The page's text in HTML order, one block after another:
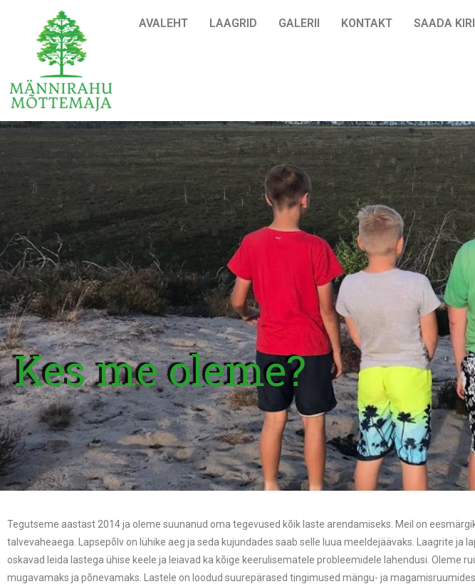
AVALEHT LAAGRID GALERII KONTAKT SAADA KIRI
Kes me oleme?
Tegutseme aastast 2014 ja oleme suunanud oma tegevused kõik laste arendamiseks. Meil on
talvevaheaega. Lapsepõlv on lühike aeg ja seda kujundades saab selle luua meeldejäävaks. Laagrite ja
oskavad leida lastega ühise keele ja leiavad ka kõige keerulisematele probleemidele lahendusi. Oleme
mugavamaks ja põnevamaks. Lastele on loodud suurepärased tingimused mängu- ja